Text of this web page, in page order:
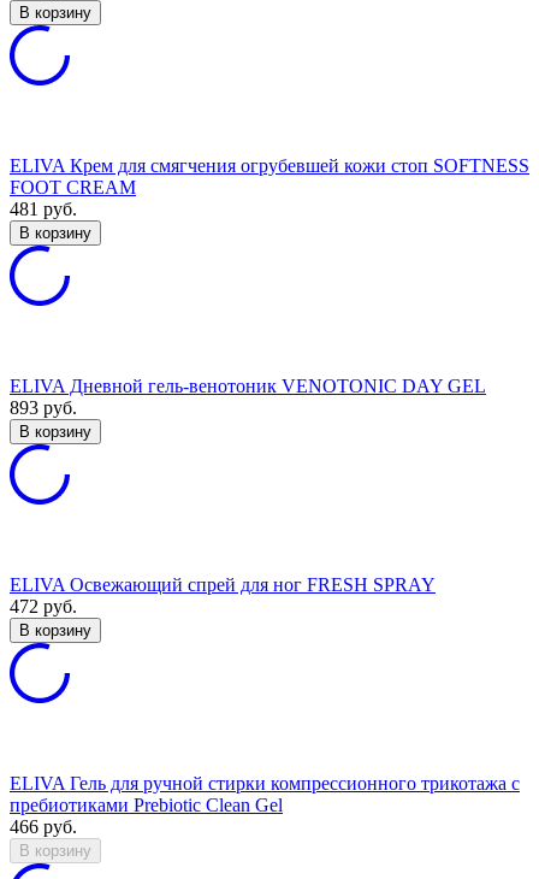
В корзину
ELIVA Крем для смягчения огрубевшей кожи стоп SOFTNESS
FOOT CREAM
481 руб.
В корзину
ELIVA Дневной гель-венотоник VENOTONIC DAY GEL
893 руб.
В корзину
ELIVA Освежающий спрей для ног FRESH SPRAY
472 руб.
В корзину
ELIVA Гель для ручной стирки компрессионного трикотажа с
пребиотиками Prebiotic Clean Gel
466 руб.
В корзину